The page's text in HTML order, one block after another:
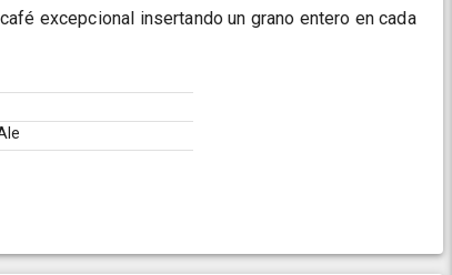
excepcional insertando un grano entero en cada